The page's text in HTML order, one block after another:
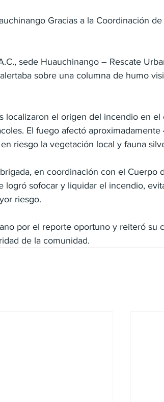
Gracias a la Coordinación
sede Huauchinango – Rescate
sobre una columna de humo
localizaron el origen del incendio en
El fuego afectó
riesgo la vegetación local y fauna
en coordinación con el Cuerpo
logró sofocar y liquidar el incendio,
riesgo.
por el reporte oportuno y reiteró su
de la comunidad.